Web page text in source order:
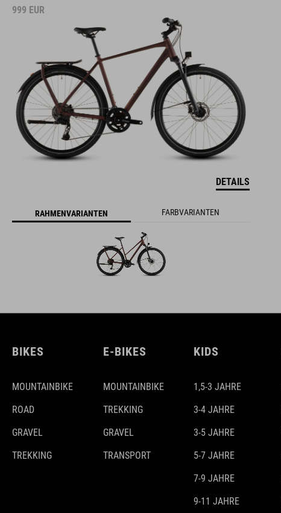
999 EUR
DETAILS
RAHMENVARIANTEN FARBVARIANTEN
BIKES
MOUNTAINBIKE
ROAD
GRAVEL
TREKKING
E-BIKES
MOUNTAINBIKE
TREKKING
GRAVEL
TRANSPORT
KIDS
1,5-3 JAHRE
3-4 JAHRE
3-5 JAHRE
5-7 JAHRE
7-9 JAHRE
9-11 JAHRE